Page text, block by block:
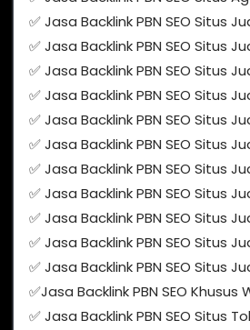
✅ Jasa Backlink PBN SEO Situs
✅ Jasa Backlink PBN SEO Situs
✅ Jasa Backlink PBN SEO Situs
✅ Jasa Backlink PBN SEO Situs
✅ Jasa Backlink PBN SEO Situs
✅ Jasa Backlink PBN SEO Situs
✅ Jasa Backlink PBN SEO Situs
✅ Jasa Backlink PBN SEO Situs
✅ Jasa Backlink PBN SEO Situs
✅ Jasa Backlink PBN SEO Situs
✅ Jasa Backlink PBN SEO Situs
✅Jasa Backlink PBN SEO
✅ Jasa Backlink PBN SEO Situs